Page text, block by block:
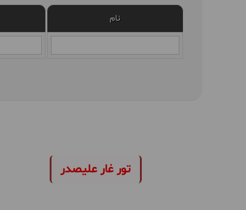
نام
تور غار علیصدر